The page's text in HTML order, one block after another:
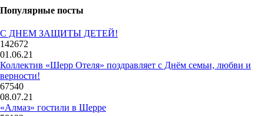
Популярные посты
С ДНЕМ ЗАЩИТЫ ДЕТЕЙ!
142672
01.06.21
Коллектив «Шерр Отеля» поздравляет с Днём семьи, любви и
верности!
67540
08.07.21
«Алмаз» гостили в Шерре